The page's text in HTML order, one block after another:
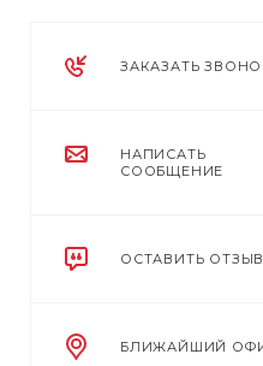
ЗАКАЗАТЬ
НАПИСАТЬ
СООБЩЕНИЕ
ОСТАВИТЬ ОТЗЫВ
БЛИЖАЙШИЙ